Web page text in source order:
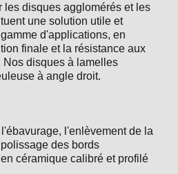
les disques agglomérés et les
une solution utile et
d'applications, en
finale et la résistance aux
Nos disques à lamelles
à angle droit.
l'enlèvement de la
des bords
céramique calibré et profilé